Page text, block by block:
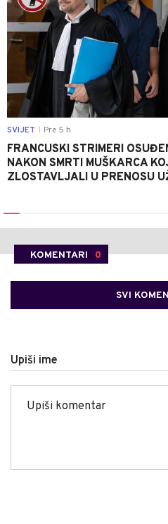
SVIJET Pre 5 h
FRANCUSKI STRIMERI
NAKON SMRTI MUŠKARCA
ZLOSTAVLJALI U PRENOSU
KOMENTARI 0
SVI
Upiši ime